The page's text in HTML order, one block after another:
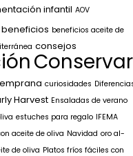
infantil AOV
beneficios beneficios aceite de
consejos
Conservar
curiosidades
Harvest Ensaladas de verano
estuches para regalo IFEMA
aceite de oliva Navidad oro al-
de oliva Platos fríos fáciles con